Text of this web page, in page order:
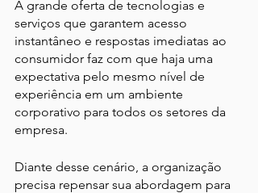
A grande oferta de tecnologias e
serviços que garantem acesso
instantâneo e respostas imediatas ao
consumidor faz com que haja uma
expectativa pelo mesmo nível de
experiência em um ambiente
corporativo para todos os setores da
empresa.
Diante desse cenário, a organização
precisa repensar sua abordagem para